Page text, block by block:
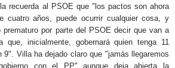
recuerda al PSOE que "los pactos son ahora
cuatro años, puede ocurrir cualquier cosa, y
por parte del PSOE decir que van a
que, inicialmente, gobernará quien tenga 11
Villa ha dejado claro que "jamás llegaremos
con el PP" aunque deja abierta la